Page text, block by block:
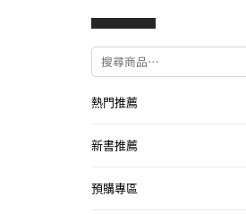
搜尋關鍵字:
熱門推薦
新書推薦
預購專區